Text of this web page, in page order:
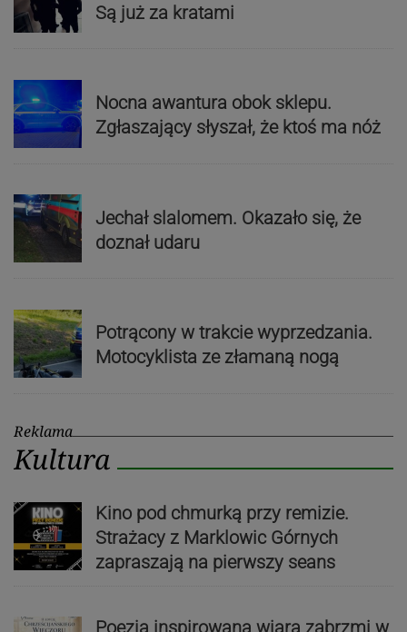
Są już za kratami
Nocna awantura obok sklepu.
Zgłaszający słyszał, że ktoś ma nóż
Jechał slalomem. Okazało się, że
doznał udaru
Potrącony w trakcie wyprzedzania.
Motocyklista ze złamaną nogą
Reklama
Kultura
Kino pod chmurką przy remizie.
Strażacy z Marklowic Górnych
zapraszają na pierwszy seans
Poezja inspirowana wiarą zabrzmi w